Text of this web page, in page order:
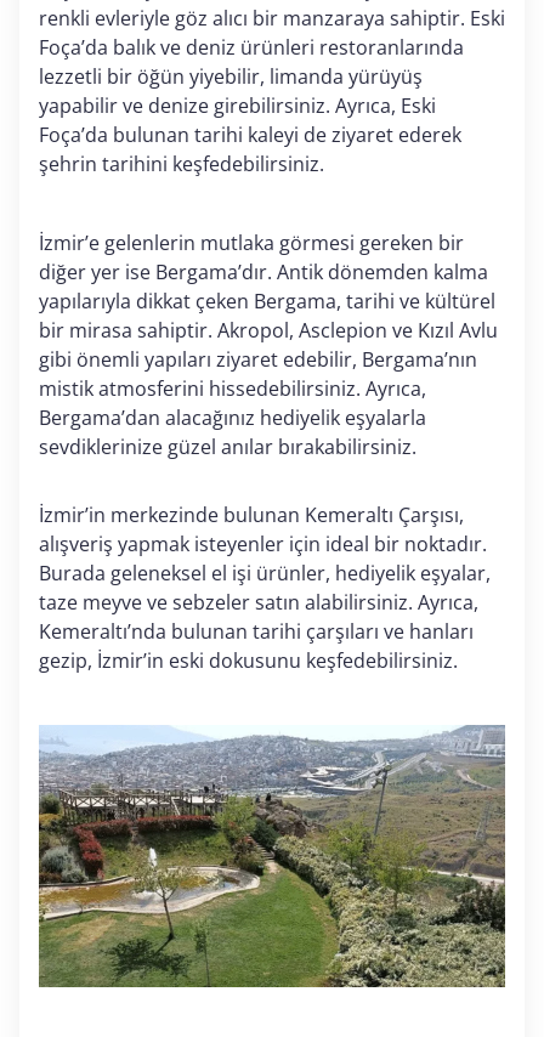
renkli evleriyle göz alıcı bir manzaraya sahiptir. Eski
Foça’da balık ve deniz ürünleri restoranlarında
lezzetli bir öğün yiyebilir, limanda yürüyüş
yapabilir ve denize girebilirsiniz. Ayrıca, Eski
Foça’da bulunan tarihi kaleyi de ziyaret ederek
şehrin tarihini keşfedebilirsiniz.
İzmir’e gelenlerin mutlaka görmesi gereken bir
diğer yer ise Bergama’dır. Antik dönemden kalma
yapılarıyla dikkat çeken Bergama, tarihi ve kültürel
bir mirasa sahiptir. Akropol, Asclepion ve Kızıl Avlu
gibi önemli yapıları ziyaret edebilir, Bergama’nın
mistik atmosferini hissedebilirsiniz. Ayrıca,
Bergama’dan alacağınız hediyelik eşyalarla
sevdiklerinize güzel anılar bırakabilirsiniz.
İzmir’in merkezinde bulunan Kemeraltı Çarşısı,
alışveriş yapmak isteyenler için ideal bir noktadır.
Burada geleneksel el işi ürünler, hediyelik eşyalar,
taze meyve ve sebzeler satın alabilirsiniz. Ayrıca,
Kemeraltı’nda bulunan tarihi çarşıları ve hanları
gezip, İzmir’in eski dokusunu keşfedebilirsiniz.